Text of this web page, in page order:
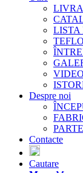
LISTA
VIDEO
Despre noi
Contacte
Cautare